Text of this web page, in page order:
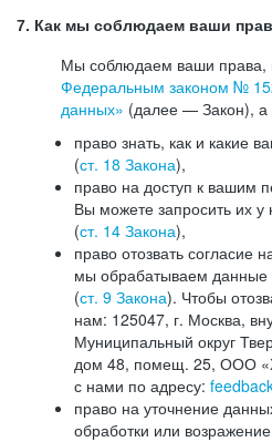
7. Как мы соблюдаем ваши
Мы соблюдаем ваши права,
Федеральным законом №
данных» (далее — Закон),
право знать, как и какие
(ст. 18 Закона),
право на доступ к вашим
Вы можете запросить их
(ст. 14 Закона),
право отозвать согласие
мы обрабатываем данные
(ст. 9 Закона). Чтобы
нам: 125047, г. Москва,
Муниципальный округ
дом 48, помещ. 25, ООО
с нами по адресу:
право на уточнение
обработки или